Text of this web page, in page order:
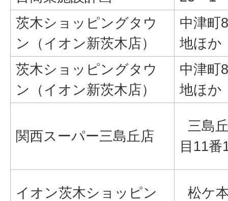
茨木ショッピングタウ
ン（イオン新茨木店）
中津町
地ほか
茨木ショッピングタウ
ン（イオン新茨木店）
中津町
地ほか
関西スーパー三島丘店
三島
目11番
イオン茨木ショッピン
松ケ